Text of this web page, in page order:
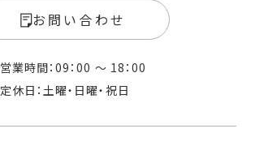
お問い合わせ
営業時間：09：00 〜 18：00
定休日：土曜・日曜・祝日